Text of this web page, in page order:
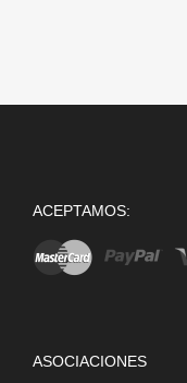
ACEPTAMOS:
ASOCIACIONES